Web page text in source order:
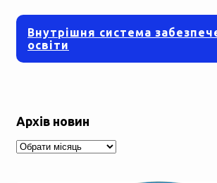
Внутрішня система
освіти
Архів новин
Архів
новин